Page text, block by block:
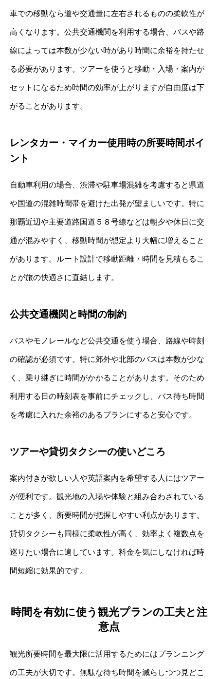
車での移動なら道や交通量に左右されるものの柔軟性が
高くなります。公共交通機関を利用する場合、バスや路
線によっては本数が少ない時があり時間に余裕を持たせ
る必要があります。ツアーを使うと移動・入場・案内が
セットになるため時間の効率が上がりますが自由度は下
がることがあります。
レンタカー・マイカー使用時の所要時間ポイ
ント
自動車利用の場合、渋滞や駐車場混雑を考慮すると県道
や国道の混雑時間帯を避けた出発が望ましいです。特に
那覇近辺や主要道路国道５８号線などは朝夕や休日に交
通が混みやすく、移動時間が想定より大幅に増えること
があります。ルート設計で移動距離・時間を見積もるこ
とが旅の快適さに直結します。
公共交通機関と時間の制約
バスやモノレールなど公共交通を使う場合、路線や時刻
の確認が必須です。特に郊外や北部のバスは本数が少な
く、乗り継ぎに時間がかかることがあります。そのため
利用する日の時刻表を事前にチェックし、バス待ち時間
を考慮に入れた余裕のあるプランにすると安心です。
ツアーや貸切タクシーの使いどころ
案内付きが欲しい人や英語案内を希望する人にはツアー
が便利です。観光地の入場や体験と組み合わされている
ことが多く、所要時間が把握しやすい利点があります。
貸切タクシーも同様に柔軟性が高く、効率よく複数点を
巡りたい場合に適しています。料金を気にしなければ時
間短縮に効果的です。
時間を有効に使う観光プランの工夫と注
意点
観光所要時間を最大限に活用するためにはプランニング
の工夫が大切です。無駄な待ち時間を減らしつつ見どこ